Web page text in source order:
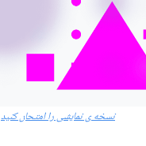
نسخه ی نمایشی را امتحان کنید